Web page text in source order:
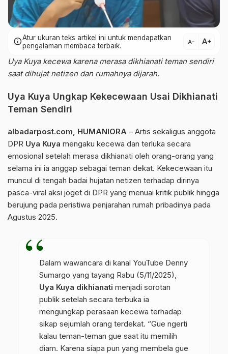
infoAtur ukuran teks artikel ini untuk mendapatkan
pengalaman membaca terbaik.
text_decrease text_increase
Uya Kuya kecewa karena merasa dikhianati teman sendiri
saat dihujat netizen dan rumahnya dijarah.
Uya Kuya Ungkap Kekecewaan Usai Dikhianati
Teman Sendiri
albadarpost.com , HUMANIORA – Artis sekaligus anggota
DPR Uya Kuya mengaku kecewa dan terluka secara
emosional setelah merasa dikhianati oleh orang-orang yang
selama ini ia anggap sebagai teman dekat. Kekecewaan itu
muncul di tengah badai hujatan netizen terhadap dirinya
pasca-viral aksi joget di DPR yang menuai kritik publik hingga
berujung pada peristiwa penjarahan rumah pribadinya pada
Agustus 2025.
Dalam wawancara di kanal YouTube Denny
Sumargo yang tayang Rabu (5/11/2025),
Uya Kuya dikhianati menjadi sorotan
publik setelah secara terbuka ia
mengungkap perasaan kecewa terhadap
sikap sejumlah orang terdekat. “Gue ngerti
kalau teman-teman gue saat itu memilih
diam. Karena siapa pun yang membela gue